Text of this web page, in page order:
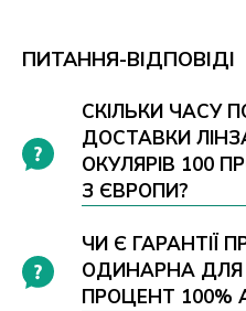
ПИТАННЯ-ВІДПОВІДІ
СКІЛЬКИ ЧАСУ
ДОСТАВКИ
ОКУЛЯРІВ 100
З ЄВРОПИ?
ЧИ Є ГАРАНТІЇ
ОДИНАРНА ДЛЯ
ПРОЦЕНТ 100%